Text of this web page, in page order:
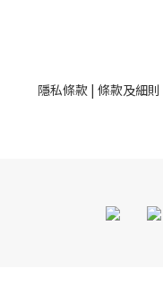
隱私條款| 條款及細則